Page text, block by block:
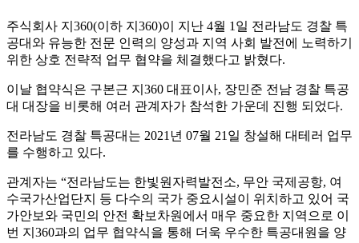
주식회사 지360(이하 지360)이 지난 4월 1일 전라남도 경찰 특
공대와 유능한 전문 인력의 양성과 지역 사회 발전에 노력하기
위한 상호 전략적 업무 협약을 체결했다고 밝혔다.
이날 협약식은 구본근 지360 대표이사, 장민준 전남 경찰 특공
대 대장을 비롯해 여러 관계자가 참석한 가운데 진행 되었다.
전라남도 경찰 특공대는 2021년 07월 21일 창설해 대테러 업무
를 수행하고 있다.
관계자는 “전라남도는 한빛원자력발전소, 무안 국제공항, 여
수국가산업단지 등 다수의 국가 중요시설이 위치하고 있어 국
가안보와 국민의 안전 확보차원에서 매우 중요한 지역으로 이
번 지360과의 업무 협약식을 통해 더욱 우수한 특공대원을 양